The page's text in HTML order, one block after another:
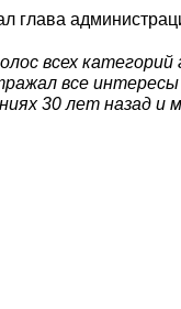
глава
всех
все
30 лет назад и